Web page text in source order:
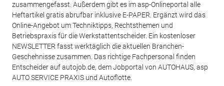
zusammengefasst. Außerdem gibt es im asp-Onlineportal alle
Heftartikel gratis abrufbar inklusive E-PAPER. Ergänzt wird das
Online-Angebot um Techniktipps, Rechtsthemen und
Betriebspraxis für die Werkstattentscheider. Ein kostenloser
NEWSLETTER fasst werktäglich die aktuellen Branchen-
Geschehnisse zusammen. Das richtige Fachpersonal finden
Entscheider auf autojob.de, dem Jobportal von AUTOHAUS, asp
AUTO SERVICE PRAXIS und Autoflotte.